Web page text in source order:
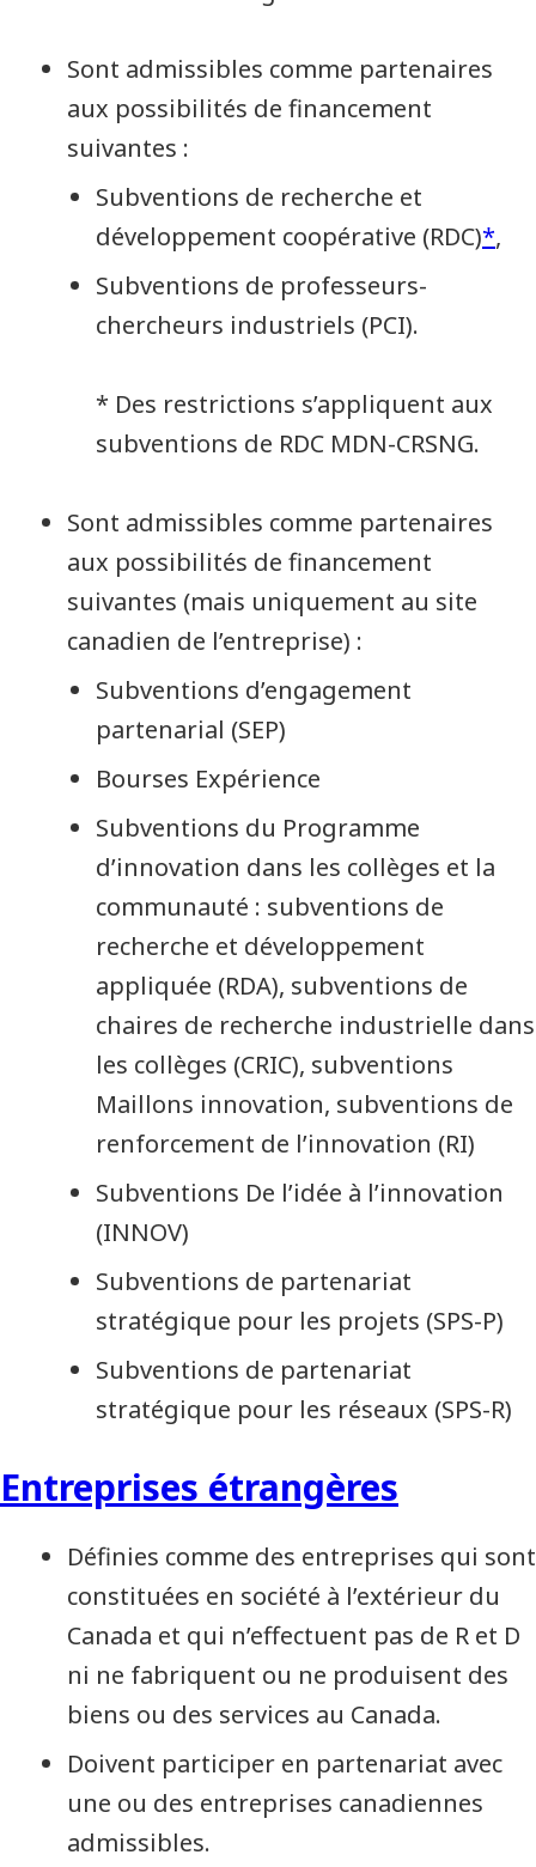
Sont admissibles comme partenaires
aux possibilités de financement
suivantes :
Subventions de recherche et
développement coopérative (RDC)*,
Subventions de professeurs-
chercheurs industriels (PCI).
* Des restrictions s’appliquent aux
subventions de RDC MDN-CRSNG.
Sont admissibles comme partenaires
aux possibilités de financement
suivantes (mais uniquement au site
canadien de l’entreprise) :
Subventions d’engagement
partenarial (SEP)
Bourses Expérience
Subventions du Programme
d’innovation dans les collèges et la
communauté : subventions de
recherche et développement
appliquée (RDA), subventions de
chaires de recherche industrielle dans
les collèges (CRIC), subventions
Maillons innovation, subventions de
renforcement de l’innovation (RI)
Subventions De l’idée à l’innovation
(INNOV)
Subventions de partenariat
stratégique pour les projets (SPS-P)
Subventions de partenariat
stratégique pour les réseaux (SPS-R)
Entreprises étrangères
Définies comme des entreprises qui sont
constituées en société à l’extérieur du
Canada et qui n’effectuent pas de R et D
ni ne fabriquent ou ne produisent des
biens ou des services au Canada.
Doivent participer en partenariat avec
une ou des entreprises canadiennes
admissibles.